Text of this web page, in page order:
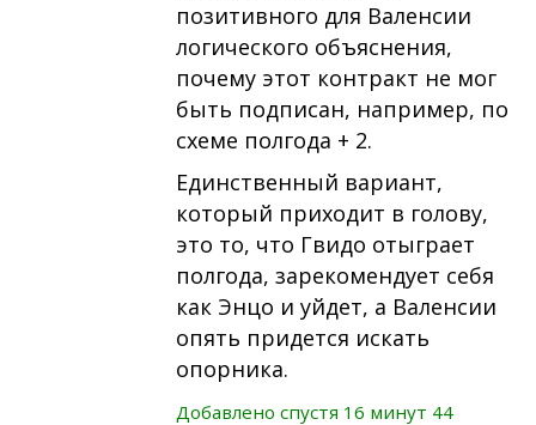
позитивного для Валенсии
логического объяснения,
почему этот контракт не мог
быть подписан, например, по
схеме полгода + 2.
Единственный вариант,
который приходит в голову,
это то, что Гвидо отыграет
полгода, зарекомендует себя
как Энцо и уйдет, а Валенсии
опять придется искать
опорника.
Добавлено спустя 16 минут 44